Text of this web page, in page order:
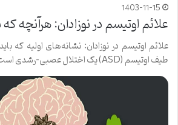
1403-11-15
علائم اوتیسم در نوزادان: هرآنچه که
علائم اوتیسم در نوزادان: نشانه‌های اولیه که
طیف اوتیسم (ASD) یک اختلال عصبی-رشدی است که…